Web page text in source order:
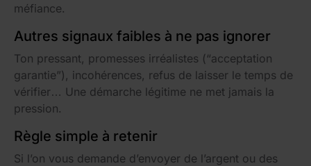
méfiance.
Autres signaux faibles à ne pas ignorer
Ton pressant, promesses irréalistes (“acceptation
garantie”), incohérences, refus de laisser le temps de
vérifier… Une démarche légitime ne met jamais la
pression.
Règle simple à retenir
Si l’on vous demande d’envoyer de l’argent ou des